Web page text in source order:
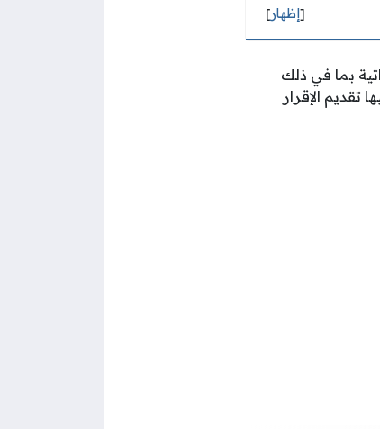
[إظهار]
بما في ذلك
الإقرار